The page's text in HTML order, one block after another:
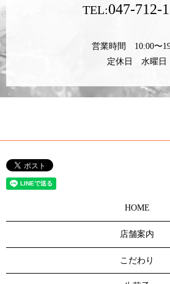
TEL:047-712-
営業時間 10:00〜
定休日 水曜日
HOME
店舗案内
こだわり